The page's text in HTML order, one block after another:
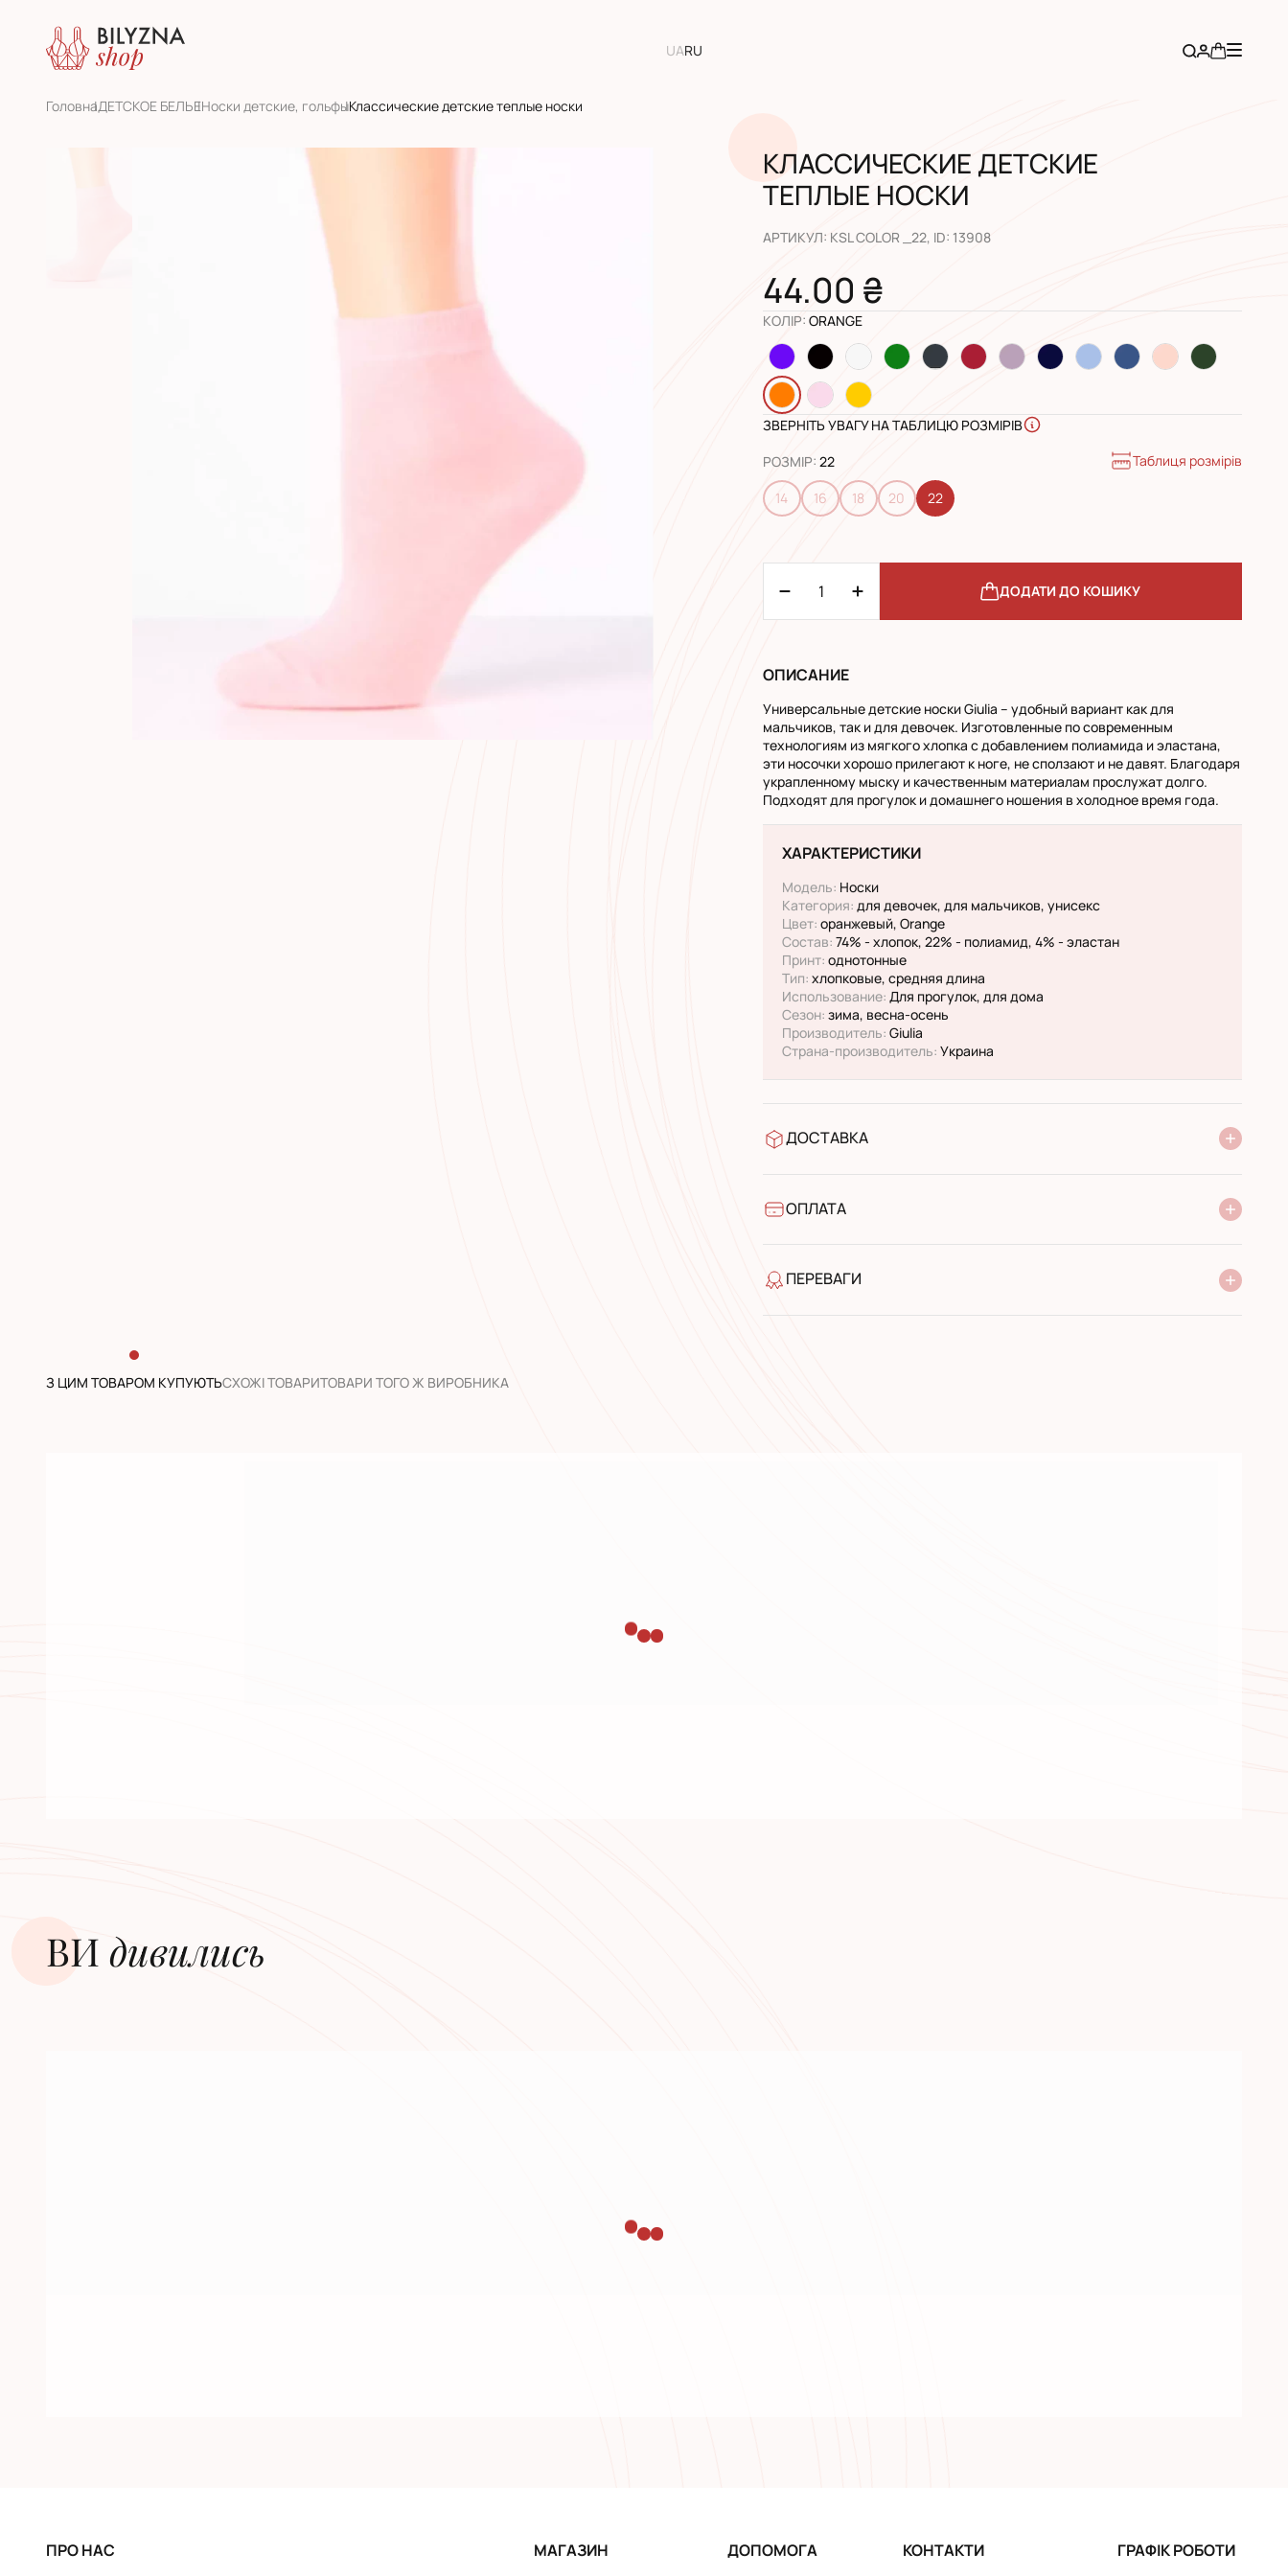
UARU
ГоловнаДЕТСКОЕ БЕЛЬЕНоски детские, гольфыКлассические детские теплые носки
КЛАССИЧЕСКИЕ ДЕТСКИЕ
ТЕПЛЫЕ НОСКИ
АРТИКУЛ: KSL COLOR _22, ID: 13908
44.00 ₴
КОЛІР: ORANGE
ЗВЕРНІТЬ УВАГУ НА ТАБЛИЦЮ РОЗМІРІВ
РОЗМІР: 22 Таблиця розмірів
14 16 18 20 22
ДОДАТИ ДО КОШИКУ
ОПИСАНИЕ
Универсальные детские носки Giulia – удобный вариант как для
мальчиков, так и для девочек. Изготовленные по современным
технологиям из мягкого хлопка с добавлением полиамида и эластана,
эти носочки хорошо прилегают к ноге, не сползают и не давят. Благодаря
украпленному мыску и качественным материалам прослужат долго.
Подходят для прогулок и домашнего ношения в холодное время года.
ХАРАКТЕРИСТИКИ
Модель: Носки
Категория: для девочек, для мальчиков, унисекс
Цвет: оранжевый, Orange
Состав: 74% - хлопок, 22% - полиамид, 4% - эластан
Принт: однотонные
Тип: хлопковые, средняя длина
Использование: Для прогулок, для дома
Сезон: зима, весна-осень
Производитель: Giulia
Страна-производитель: Украина
ДОСТАВКА
УкрПошта стандарт
ОПЛАТА
Банківський переказ
ПЕРЕВАГИ
широкий асортимент
З ЦИМ ТОВАРОМ КУПУЮТЬCХОЖІ ТОВАРИТОВАРИ ТОГО Ж ВИРОБНИКА
ВИ дивилиcь
ПРО НАС МАГАЗИН ДОПОМОГА КОНТАКТИ ГРАФІК РОБОТИ